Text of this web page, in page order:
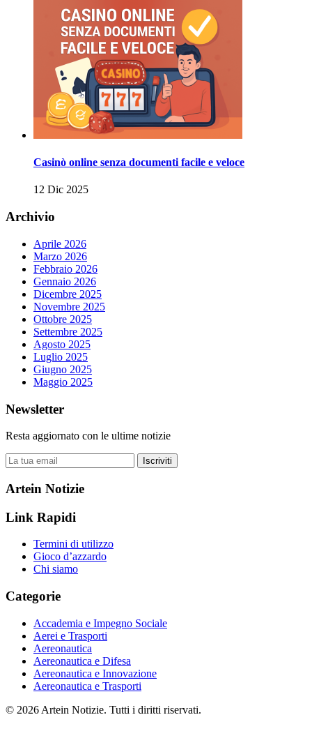
Casinò online senza documenti facile e veloce
12 Dic 2025
Archivio
Aprile 2026
Marzo 2026
Febbraio 2026
Gennaio 2026
Dicembre 2025
Novembre 2025
Ottobre 2025
Settembre 2025
Agosto 2025
Luglio 2025
Giugno 2025
Maggio 2025
Newsletter
Resta aggiornato con le ultime notizie
Iscriviti
Artein Notizie
Link Rapidi
Termini di utilizzo
Gioco d’azzardo
Chi siamo
Categorie
Accademia e Impegno Sociale
Aerei e Trasporti
Aereonautica
Aereonautica e Difesa
Aereonautica e Innovazione
Aereonautica e Trasporti
© 2026 Artein Notizie. Tutti i diritti riservati.